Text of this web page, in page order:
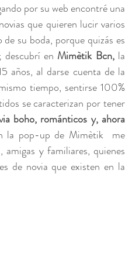
por su web encontré una
que quieren lucir varios
su boda, porque quizás es
en Mimètik Bcn, la
años, al darse cuenta de la
tiempo, sentirse 100%
se caracterizan por tener
boho, románticos y, ahora
la pop-up de Mimètik  me
y familiares, quienes
de novia que existen en la